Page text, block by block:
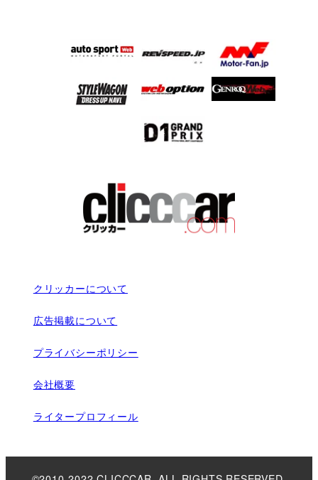
クリッカーについて
広告掲載について
プライバシーポリシー
会社概要
ライタープロフィール